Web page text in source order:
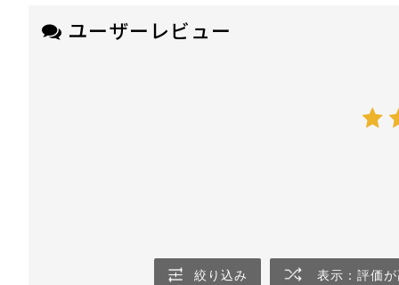
ユーザーレビュー
絞り込み 表示：評価